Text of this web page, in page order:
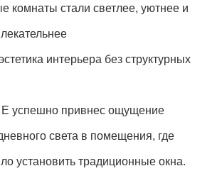
комнаты стали светлее, уютнее и
интерьера без структурных
E успешно привнес ощущение
света в помещения, где
установить традиционные окна.